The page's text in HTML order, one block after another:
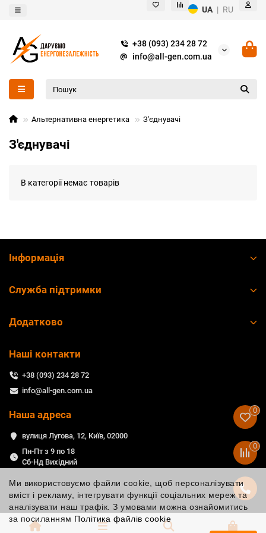
UA | RU
+38 (093) 234 28 72
info@all-gen.com.ua
Альтернативна енергетика З'єднувачі
З'єднувачі
В категорії немає товарів
Ми використовуємо файли cookie, щоб персоналізувати
вміст і рекламу, інтегрувати функції соціальних мереж та
аналізувати наш трафік. З умовами можна ознайомитись
за посиланням Політика файлів cookie
Інформація
Служба підтримки
Додатково
Наші контакти
+38 (093) 234 28 72
info@all-gen.com.ua
Наша адреса
вулиця Лугова, 12, Київ, 02000
Пн-Пт з 9 по 18
Сб-Нд Вихідний
0
0